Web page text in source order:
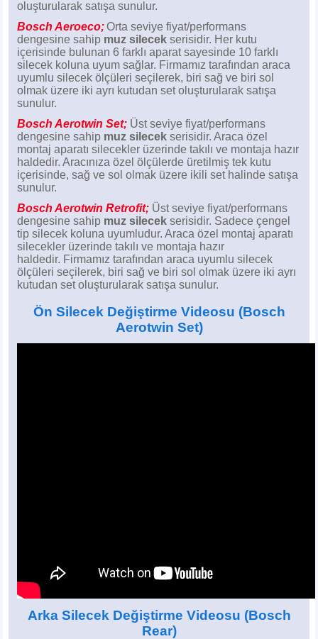
oluşturularak satışa sunulur.
Bosch Aeroeco;Orta seviye fiyat/performans
dengesine sahip muz silecek serisidir. Her kutu
içerisinde bulunan 6 farklı aparat sayesinde 10 farklı
silecek koluna uyum sağlar. Firmamız tarafından araca
uyumlu silecek ölçüleri seçilerek, biri sağ ve biri sol
olmak üzere iki ayrı kutudan set oluşturularak satışa
sunulur.
Bosch Aerotwin Set; Üst seviye fiyat/performans
dengesine sahip muz silecek serisidir. Araca özel
montaj aparatı silecekler üzerinde takılı ve montaja hazır
haldedir. Aracınıza özel ölçülerde üretilmiş tek kutu
içerisinde, sağ ve sol olmak üzere ikili set halinde satışa
sunulur.
Bosch Aerotwin Retrofit; Üst seviye fiyat/performans
dengesine sahip muz silecek serisidir. Sadece çengel
tip silecek koluna uyumludur. Araca özel montaj aparatı
silecekler üzerinde takılı ve montaja hazır
haldedir. Firmamız tarafından araca uyumlu silecek
ölçüleri seçilerek, biri sağ ve biri sol olmak üzere iki ayrı
kutudan set oluşturularak satışa sunulur.
Ön Silecek Değiştirme Videosu (Bosch
Aerotwin Set)
Arka Silecek Değiştirme Videosu (Bosch
Rear)